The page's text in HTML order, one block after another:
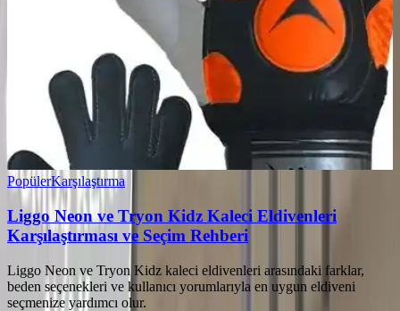
PopülerKarşılaştırma
Liggo Neon ve Tryon Kidz Kaleci Eldivenleri
Karşılaştırması ve Seçim Rehberi
Liggo Neon ve Tryon Kidz kaleci eldivenleri arasındaki farklar,
beden seçenekleri ve kullanıcı yorumlarıyla en uygun eldiveni
seçmenize yardımcı olur.